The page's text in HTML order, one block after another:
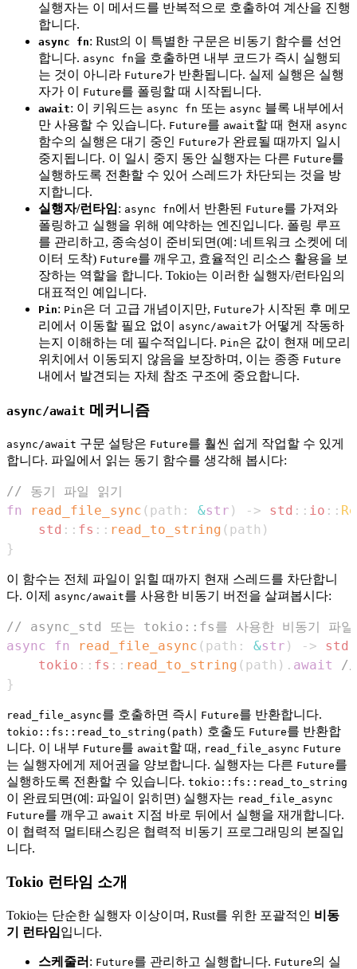
실행자는 이 메서드를 반복적으로 호출하여 계산을 진행
합니다.
async fn: Rust의 이 특별한 구문은 비동기 함수를 선언
합니다. async fn을 호출하면 내부 코드가 즉시 실행되
는 것이 아니라 Future가 반환됩니다. 실제 실행은 실행
자가 이
Future를 폴링할 때 시작됩니다.
await: 이 키워드는 async fn 또는 async 블록 내부에서
만 사용할 수 있습니다. Future를 await할 때 현재 async
함수의 실행은 대기 중인 Future가 완료될 때까지 일시
중지됩니다. 이 일시 중지 동안 실행자는 다른 Future를
실행하도록 전환할 수 있어 스레드가 차단되는 것을 방
지합니다.
실행자/런타임: async fn에서 반환된 Future를 가져와
폴링하고 실행을 위해 예약하는 엔진입니다. 폴링 루프
를 관리하고, 종속성이 준비되면(예: 네트워크 소켓에 데
이터 도착) Future를 깨우고, 효율적인 리소스 활용을 보
장하는 역할을 합니다. Tokio는 이러한 실행자/런타임의
대표적인 예입니다.
Pin: Pin은 더 고급 개념이지만, Future가 시작된 후 메모
리에서 이동할 필요 없이
async/await가 어떻게 작동하
는지 이해하는 데 필수적입니다. Pin은 값이 현재 메모리
위치에서 이동되지 않음을 보장하며, 이는 종종 Future
내에서 발견되는 자체 참조 구조에 중요합니다.
async/await 메커니즘
async/await 구문 설탕은 Future를 훨씬 쉽게 작업할 수 있게
합니다. 파일에서 읽는 동기 함수를 생각해 봅시다:
// 동기 파일 읽기
fn
read_file_sync ( path : &str ) -> std :: io ::
std :: fs :: read_to_string ( path )
}
이 함수는 전체 파일이 읽힐 때까지 현재 스레드를 차단합니
다. 이제
async/await를 사용한 비동기 버전을 살펴봅시다:
// async_std 또는 tokio::fs를 사용한 비동기 파일
async
fn read_file_async ( path : &str ) -> std
tokio :: fs :: read_to_string ( path ) . await
//
}
read_file_async를 호출하면 즉시 Future를 반환합니다.
tokio::fs::read_to_string(path) 호출도 Future를 반환합
니다. 이 내부 Future를 await할 때, read_file_async Future
는 실행자에게 제어권을 양보합니다. 실행자는 다른 Future를
실행하도록 전환할 수 있습니다. tokio::fs::read_to_string
이 완료되면(예: 파일이 읽히면) 실행자는 read_file_async
Future를 깨우고 await 지점 바로 뒤에서 실행을 재개합니다.
이 협력적 멀티태스킹은 협력적 비동기 프로그래밍의 본질입
니다.
Tokio 런타임 소개
Tokio는 단순한 실행자 이상이며, Rust를 위한 포괄적인 비동
기 런타임입니다.
스케줄러 : Future를 관리하고 실행합니다. Future의 실